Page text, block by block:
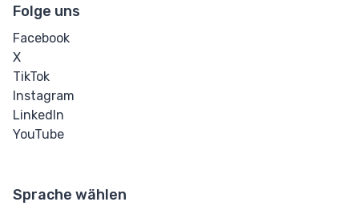
Folge uns
Facebook
X
TikTok
Instagram
LinkedIn
YouTube
Sprache wählen